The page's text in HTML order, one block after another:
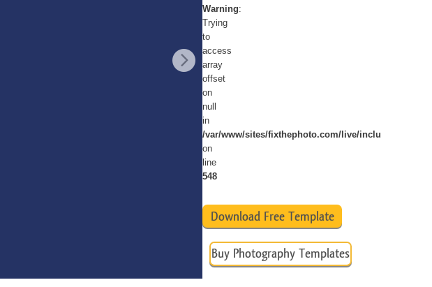
Video Editing Services
Warning:
Trying
to
access
array
offset
on
null
in
/var/www/sites/fixthephoto.com/live/includes/
on
line
548
Download Free Template
Buy Photography Templates